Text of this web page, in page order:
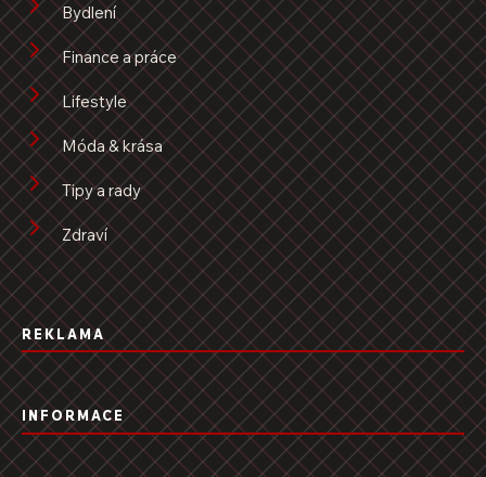
Bydlení
Finance a práce
Lifestyle
Móda & krása
Tipy a rady
Zdraví
REKLAMA
INFORMACE